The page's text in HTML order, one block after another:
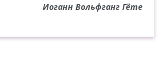
Иоганн Вольфганг Гёте